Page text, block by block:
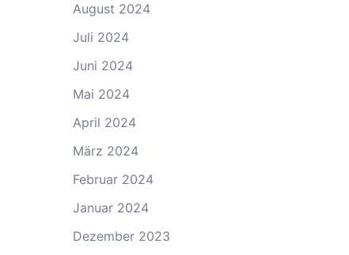
August 2024
Juli 2024
Juni 2024
Mai 2024
April 2024
März 2024
Februar 2024
Januar 2024
Dezember 2023